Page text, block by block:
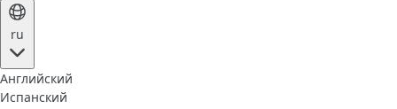
ru
Английский
Испанский